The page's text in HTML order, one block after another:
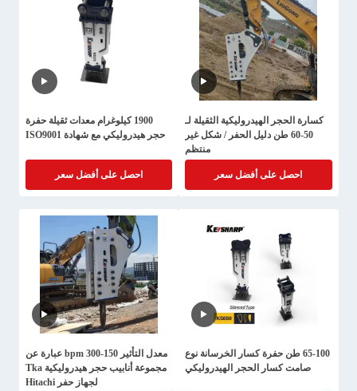
كسارة الحجر الهيدروليكية الثقيلة لـ
50-60 طن دليل الحفر / شكل غير
منتظم
احصل على أفضل سعر
1900 كيلوغرام معدات ثقيلة حفرة
حجر هيدروليكي مع شهادة ISO9001
احصل على أفضل سعر
65-100 طن حفرة كسار الخرسانة نوع
صامت كسار الحجر الهيدروليكي
معدل التأثير 150-300 bpm عبارة عن
مجموعة أنابيب حجر هيدروليكية Tka
لجهاز حفر Hitachi